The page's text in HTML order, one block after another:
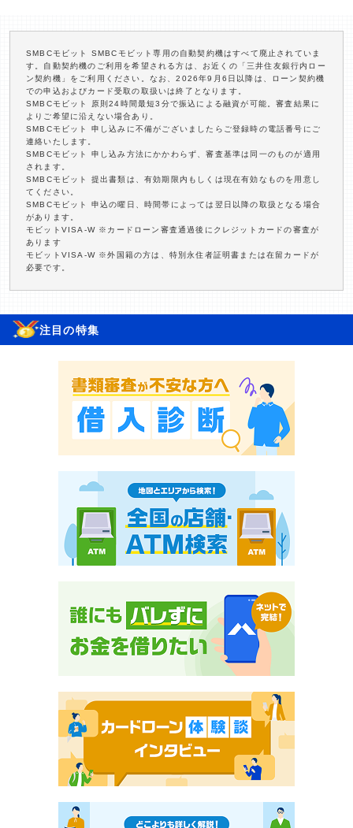
SMBCモビット SMBCモビット専用の自動契約機はすべて廃止されていま
す。自動契約機のご利用を希望される方は、お近くの「三井住友銀行内ロー
ン契約機」をご利用ください。なお、2026年9月6日以降は、ローン契約機
での申込およびカード受取の取扱いは終了となります。
SMBCモビット 原則24時間最短3分で振込による融資が可能。審査結果に
よりご希望に沿えない場合あり。
SMBCモビット 申し込みに不備がございましたらご登録時の電話番号にご
連絡いたします。
SMBCモビット 申し込み方法にかかわらず、審査基準は同一のものが適用
されます。
SMBCモビット 提出書類は、有効期限内もしくは現在有効なものを用意し
てください。
SMBCモビット 申込の曜日、時間帯によっては翌日以降の取扱となる場合
があります。
モビットVISA-W ※カードローン審査通過後にクレジットカードの審査が
あります
モビットVISA-W ※外国籍の方は、特別永住者証明書または在留カードが
必要です。
注目の特集